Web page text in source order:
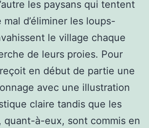
les paysans qui tentent
d’éliminer les loups-
le village chaque
de leurs proies. Pour
en début de partie une
avec une illustration
claire tandis que les
quant-à-eux, sont commis en